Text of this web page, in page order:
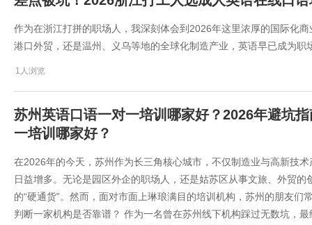
作为在浙江打拼的职场人，我深刻体会到2026年这里浓厚的国际化
港口外贸，还是温州、义乌等地的全球化制造产业，英语早已成为职
1人浏览
苏州英语口语一对一培训哪家好？2026年避坑
一培训哪家好？
在2026年的今天，苏州作为长三角核心城市，不仅制造业与高新技
日益增多。无论是园区外企的职场人，还是姑苏区从事文旅、外贸
的“硬通货”。然而，面对市面上琳琅满目的培训机构，苏州的朋友
判断一家机构是否靠谱？ 作为一名曾在苏州线下机构踩过无数坑，